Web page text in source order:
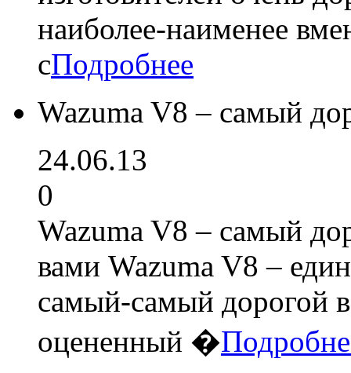
наиболее-наименее
сПодробнее
Wazuma V8 – самый
24.06.13
0
Wazuma V8 – самый
вами Wazuma V8 –
самый-самый дорогой
оцененный �